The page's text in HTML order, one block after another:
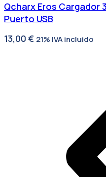
Qcharx Eros Cargador
Puerto USB
13,00 € 21% IVA incluido